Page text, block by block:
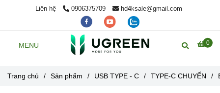
Liên hệ 0906375709 hd4ksale@gmail.com
0
MENU
Trang chủ / Sản phẩm / USB TYPE - C / TYPE-C CHUYỂN /